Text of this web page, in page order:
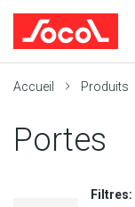
recherche
recherche
navigation
Accueil Produits
Portes
Filtres: